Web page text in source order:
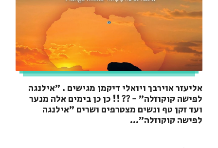
אליעזר אוירבך ויואלי דיקמן מגישים . ״אילנגה
לפישה קוקוזלה״ - ?? !! כן כן בימים אלה מנער
ועד זקן טף ונשים מצטרפים ושרים ״אילנגה
לפישה קוקוזלה״...